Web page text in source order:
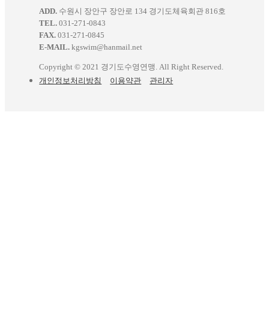
ADD. 수원시 장안구 장안로 134 경기도체육회관 816호
TEL. 031-271-0843
FAX. 031-271-0845
E-MAIL. kgswim@hanmail.net
Copyright © 2021 경기도수영연맹. All Right Reserved.
개인정보처리방침
이용약관 관리자